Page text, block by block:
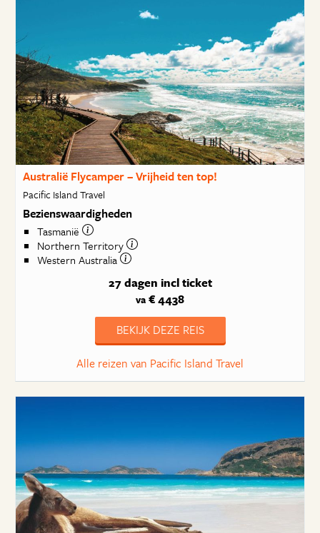
Australië Flycamper – Vrijheid ten top!
Pacific Island Travel
Bezienswaardigheden
Tasmanië
Northern Territory
Western Australia
27 dagen incl ticket
va € 4438
BEKIJK DEZE REIS
Alle reizen van Pacific Island Travel